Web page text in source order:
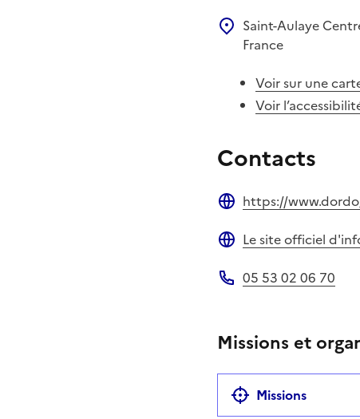
Saint-Aulaye
France
Voir sur une
Voir
Contacts
https://
Le site officiel
05 53 02 06 70
Missions et
Missions